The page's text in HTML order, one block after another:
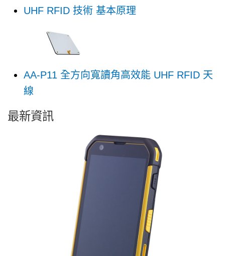
UHF RFID 技術 基本原理
AA-P11 全方向寬讀角高效能 UHF RFID 天
線
最新資訊